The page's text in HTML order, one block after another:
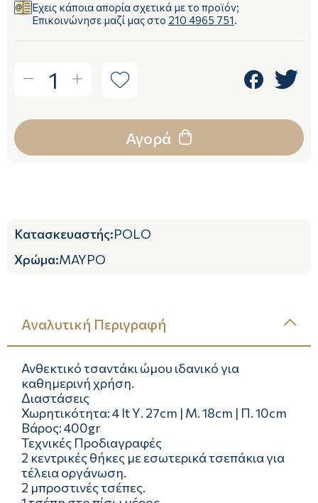
Έχεις κάποια απορία σχετικά με το προϊόν;
Επικοινώνησε μαζί μας στο 210 4965 751.
1
Αγορά
Κατασκευαστής:POLO
Χρώμα:ΜΑΥΡΟ
Αναλυτική Περιγραφή
Ανθεκτικό τσαντάκι ώμου ιδανικό για
καθημερινή χρήση.
Διαστάσεις
Χωρητικότητα: 4 lt Υ. 27cm | Μ. 18cm | Π. 10cm
Βάρος: 400gr
Τεχνικές Προδιαγραφές
2 κεντρικές θήκες με εσωτερικά τσεπάκια για
τέλεια οργάνωση.
2 μπροστινές τσέπες.